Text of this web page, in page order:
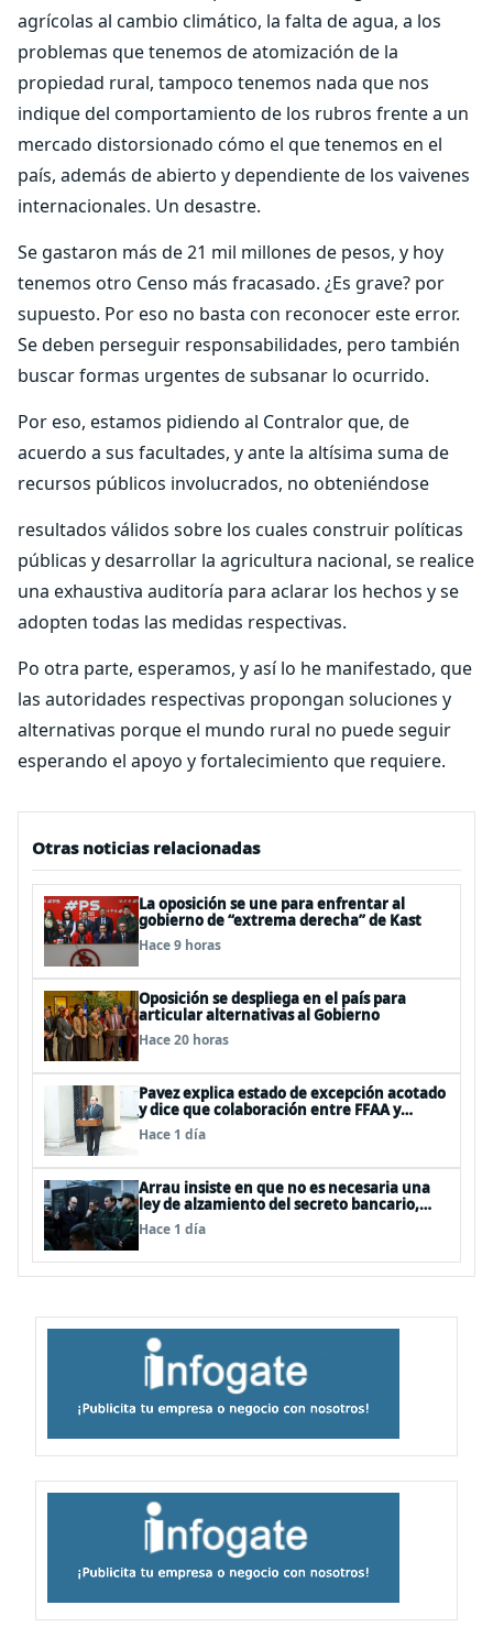
agrícolas al cambio climático, la falta de agua, a los
problemas que tenemos de atomización de la
propiedad rural, tampoco tenemos nada que nos
indique del comportamiento de los rubros frente a un
mercado distorsionado cómo el que tenemos en el
país, además de abierto y dependiente de los vaivenes
internacionales. Un desastre.
Se gastaron más de 21 mil millones de pesos, y hoy
tenemos otro Censo más fracasado. ¿Es grave? por
supuesto. Por eso no basta con reconocer este error.
Se deben perseguir responsabilidades, pero también
buscar formas urgentes de subsanar lo ocurrido.
Por eso, estamos pidiendo al Contralor que, de
acuerdo a sus facultades, y ante la altísima suma de
recursos públicos involucrados, no obteniéndose
resultados válidos sobre los cuales construir políticas
públicas y desarrollar la agricultura nacional, se realice
una exhaustiva auditoría para aclarar los hechos y se
adopten todas las medidas respectivas.
Po otra parte, esperamos, y así lo he manifestado, que
las autoridades respectivas propongan soluciones y
alternativas porque el mundo rural no puede seguir
esperando el apoyo y fortalecimiento que requiere.
Otras noticias relacionadas
La oposición se une para enfrentar al
gobierno de “extrema derecha” de Kast
Hace 9 horas
Oposición se despliega en el país para
articular alternativas al Gobierno
Hace 20 horas
Pavez explica estado de excepción acotado
y dice que colaboración entre FFAA y
policías, “es algo del todo pertinente
analizar”
Hace 1 día
Arrau insiste en que no es necesaria una
ley de alzamiento del secreto bancario,
porque ya existe
Hace 1 día